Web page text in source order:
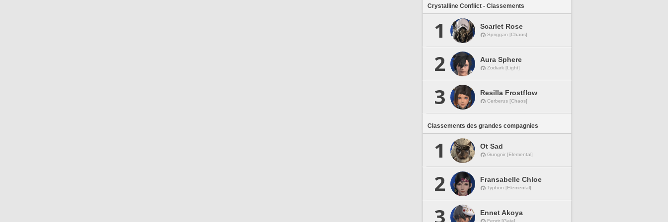
Crystalline Conflict - Classements
1 Scarlet Rose
Spriggan [Chaos]
2 Aura Sphere
Zodiark [Light]
3 Resilla Frostflow
Cerberus [Chaos]
Classements des grandes compagnies
1 Ot Sad
Gungnir [Elemental]
2 Fransabelle Chloe
Typhon [Elemental]
3 Ennet Akoya
Fenrir [Gaia]